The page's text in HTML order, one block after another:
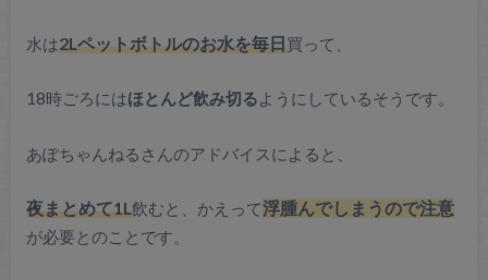
水は2Lペットボトルのお水を毎日買って、
18時ごろにはほとんど飲み切るようにしているそうです。
あぽちゃんねるさんのアドバイスによると、
夜まとめて1L飲むと、かえって浮腫んでしまうので注意
が必要とのことです。